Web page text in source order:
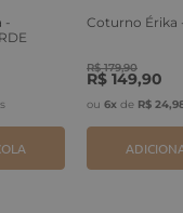
-
Coturno Érika
R$ 179,90
R$ 149,90
ou 6x de R$ 24,